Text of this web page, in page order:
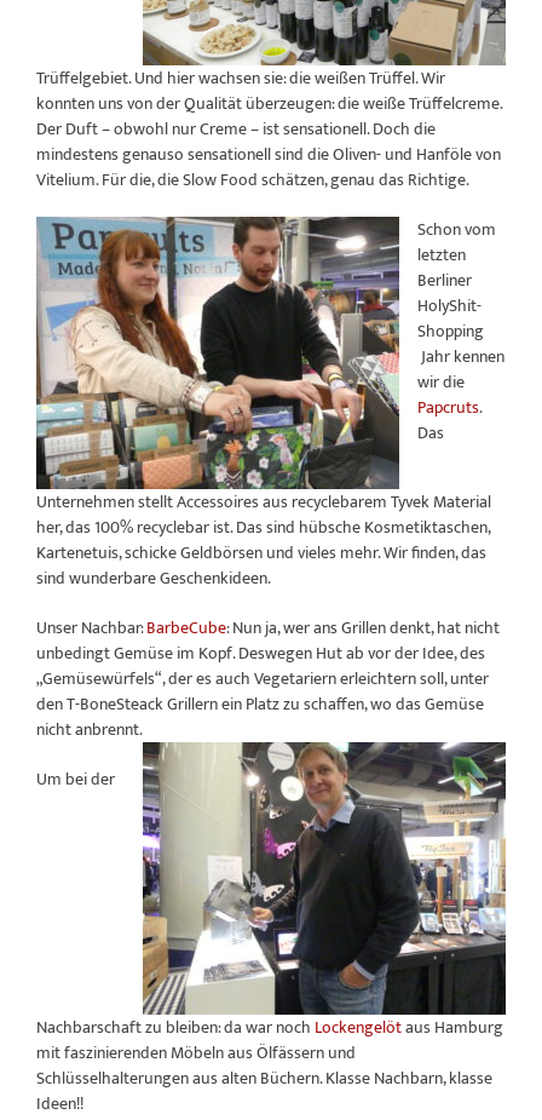
Trüffelgebiet. Und hier wachsen sie: die weißen Trüffel. Wir
konnten uns von der Qualität überzeugen: die weiße Trüffelcreme.
Der Duft – obwohl nur Creme – ist sensationell. Doch die
mindestens genauso sensationell sind die Oliven- und Hanföle von
Vitelium. Für die, die Slow Food schätzen, genau das Richtige.
Schon vom
letzten
Berliner
HolyShit-
Shopping
Jahr kennen
wir die
Papcruts.
Das
Unternehmen stellt Accessoires aus recyclebarem Tyvek Material
her, das 100% recyclebar ist. Das sind hübsche Kosmetiktaschen,
Kartenetuis, schicke Geldbörsen und vieles mehr. Wir finden, das
sind wunderbare Geschenkideen.
Unser Nachbar:BarbeCube: Nun ja, wer ans Grillen denkt, hat nicht
unbedingt Gemüse im Kopf. Deswegen Hut ab vor der Idee, des
„Gemüsewürfels“, der es auch Vegetariern erleichtern soll, unter
den T-BoneSteack Grillern ein Platz zu schaffen, wo das Gemüse
nicht anbrennt.
Um bei der
Nachbarschaft zu bleiben: da war noch Lockengelötaus Hamburg
mit faszinierenden Möbeln aus Ölfässern und
Schlüsselhalterungen aus alten Büchern. Klasse Nachbarn, klasse
Ideen!!